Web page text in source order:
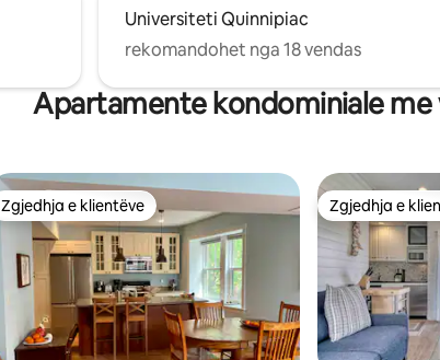
Universiteti Quinnipiac
rekomandohet nga 18 vendas
Apartamente kondominiale me
Zgjedhja e klientëve
Zgjedhja e klientëve Zgjedhja e
Zgjedhja e